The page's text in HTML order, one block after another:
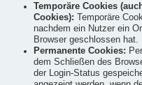
Temporäre Cookies
Cookies): Temporäre
nachdem ein Nutzer ein
Browser geschlossen hat.
Permanente Cookies:
dem Schließen des
der Login-Status